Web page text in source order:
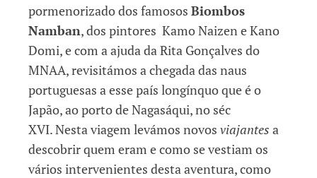
pormenorizado dos famosos Biombos
Namban, dos pintores Kamo Naizen e Kano
Domi, e com a ajuda da Rita Gonçalves do
MNAA, revisitámos a chegada das naus
portuguesas a esse país longínquo que é o
Japão, ao porto de Nagasáqui, no séc
XVI. Nesta viagem levámos novos viajantes a
descobrir quem eram e como se vestiam os
vários intervenientes desta aventura, como